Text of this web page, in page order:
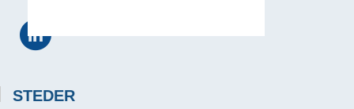
STEDER